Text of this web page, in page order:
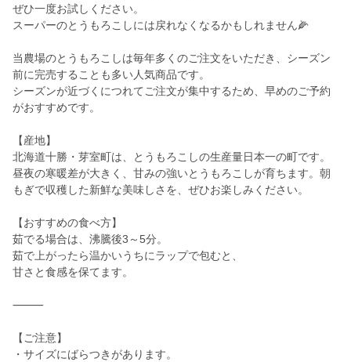
ぜひ一度お試しください。
スーパーのとうもろこしには戻れなくなるかもしれません🌽
当農場のとうもろこしは毎年多くのご注文をいただき、シーズン
前に完売することも多い人気商品です。
シーズンが近づくにつれてご注文が集中するため、早めのご予約
がおすすめです。
【産地】
北海道十勝・芽室町は、とうもろこしの生産量日本一の町です。
昼夜の寒暖差が大きく、甘みの強いとうもろこしが育ちます。朝
もぎで収穫した新鮮な美味しさを、ぜひお楽しみください。
【おすすめの食べ方】
茹でる場合は、沸騰後3～5分。
茹で上がったら温かいうちにラップで包むと、
甘さと食感を保てます。
⸻
【ご注意】
・サイズにばらつきがあります。